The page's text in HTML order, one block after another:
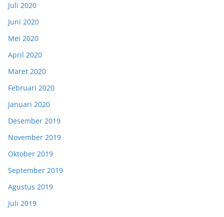
Juli 2020
Juni 2020
Mei 2020
April 2020
Maret 2020
Februari 2020
Januari 2020
Desember 2019
November 2019
Oktober 2019
September 2019
Agustus 2019
Juli 2019